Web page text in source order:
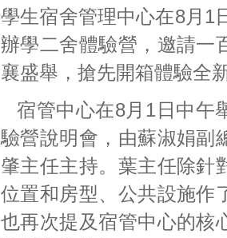
學生宿舍管理中心在8月1
辦學二舍體驗營，邀請一
襄盛舉，搶先開箱體驗全
宿管中心在8月1日中午
驗營說明會，由蘇淑娟副
肇主任主持。葉主任除針
位置和房型、公共設施作
也再次提及宿管中心的核